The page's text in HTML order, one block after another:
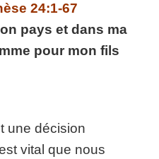
24:1-67
pays et dans ma
pour mon fils
une décision
vital que nous